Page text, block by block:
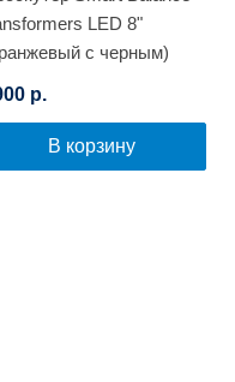
LED 8"
с черным)
р.
В корзину